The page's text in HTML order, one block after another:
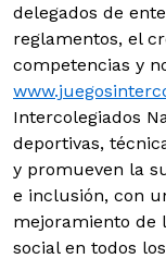
delegados de
reglamentos, el
competencias y
Intercolegiados
deportivas,
y promueven la
e inclusión, con
mejoramiento de
social en todos